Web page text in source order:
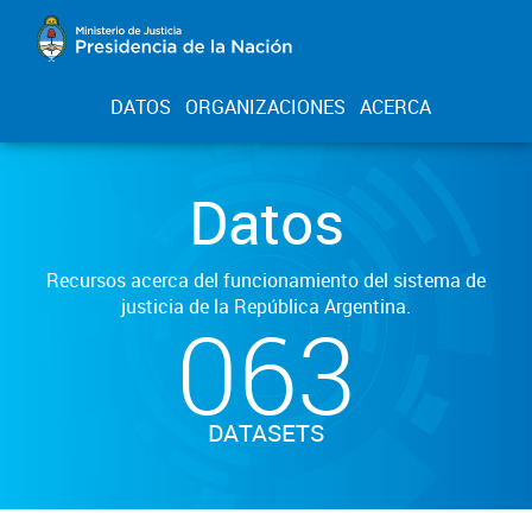
DATOS ORGANIZACIONES ACERCA
Datos
Recursos acerca del funcionamiento del sistema de
justicia de la República Argentina.
063
DATASETS